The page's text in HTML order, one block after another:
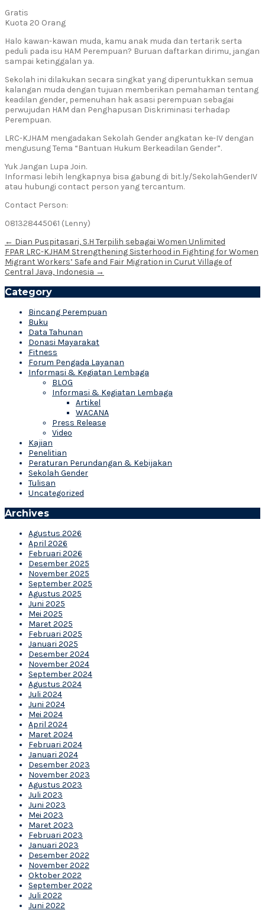
Gratis
Kuota 20 Orang
Halo kawan-kawan muda, kamu anak muda dan tertarik serta
peduli pada isu HAM Perempuan? Buruan daftarkan dirimu, jangan
sampai ketinggalan ya.
Sekolah ini dilakukan secara singkat yang diperuntukkan semua
kalangan muda dengan tujuan memberikan pemahaman tentang
keadilan gender, pemenuhan hak asasi perempuan sebagai
perwujudan HAM dan Penghapusan Diskriminasi terhadap
Perempuan.
LRC-KJHAM mengadakan Sekolah Gender angkatan ke-IV dengan
mengusung Tema “Bantuan Hukum Berkeadilan Gender”.
Yuk Jangan Lupa Join.
Informasi lebih lengkapnya bisa gabung di bit.ly/SekolahGenderIV
atau hubungi contact person yang tercantum.
Contact Person:
081328445061 (Lenny)
Post
navigation
← Dian Puspitasari, S.H Terpilih sebagai Women Unlimited
FPAR LRC-KJHAM Strengthening Sisterhood in Fighting for Women
Migrant Workers’ Safe and Fair Migration in Curut Village of
Central Java, Indonesia →
Category
Bincang Perempuan
Buku
Data Tahunan
Donasi Mayarakat
Fitness
Forum Pengada Layanan
Informasi & Kegiatan Lembaga
BLOG
Informasi & Kegiatan Lembaga
Artikel
WACANA
Press Release
Video
Kajian
Penelitian
Peraturan Perundangan & Kebijakan
Sekolah Gender
Tulisan
Uncategorized
Archives
Agustus 2026
April 2026
Februari 2026
Desember 2025
November 2025
September 2025
Agustus 2025
Juni 2025
Mei 2025
Maret 2025
Februari 2025
Januari 2025
Desember 2024
November 2024
September 2024
Agustus 2024
Juli 2024
Juni 2024
Mei 2024
April 2024
Maret 2024
Februari 2024
Januari 2024
Desember 2023
November 2023
Agustus 2023
Juli 2023
Juni 2023
Mei 2023
Maret 2023
Februari 2023
Januari 2023
Desember 2022
November 2022
Oktober 2022
September 2022
Juli 2022
Juni 2022